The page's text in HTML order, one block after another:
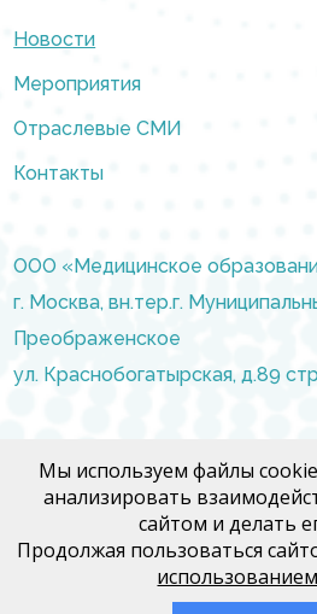
Новости
Мероприятия
Отраслевые СМИ
Контакты
ООО «Медицинское
г. Москва, вн.тер.г.
Преображенское
ул. Краснобогатырская, д.89
Договор Медфорум
Договор Медконгресс
Мы используем файлы
анализировать
сайтом и делать
Продолжая пользоваться